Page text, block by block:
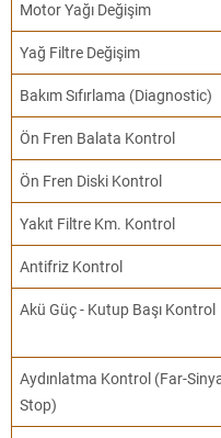
Motor Yağı Değişim
Yağ Filtre Değişim
Bakım Sıfırlama (Diagnostic)
Ön Fren Balata Kontrol
Ön Fren Diski Kontrol
Yakıt Filtre Km. Kontrol
Antifriz Kontrol
Akü Güç - Kutup Başı Kontrol
Aydınlatma Kontrol (Far-
Stop)